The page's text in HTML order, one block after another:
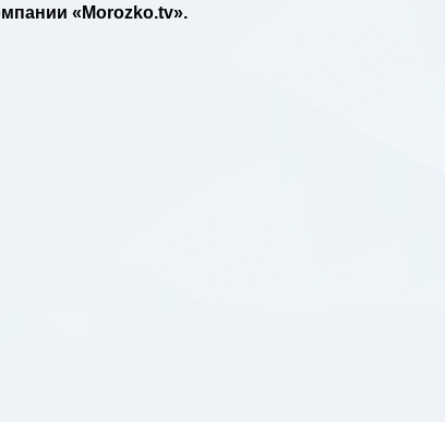
«Morozko.tv».